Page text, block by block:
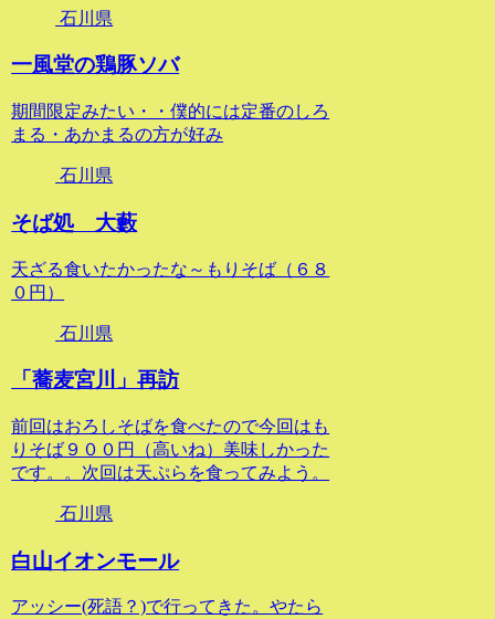
石川県
一風堂の鶏豚ソバ
期間限定みたい・・僕的には定番のしろ
まる・あかまるの方が好み
石川県
そば処 大藪
天ざる食いたかったな～もりそば（６８
０円）
石川県
「蕎麦宮川」再訪
前回はおろしそばを食べたので今回はも
りそば９００円（高いね）美味しかった
です。。次回は天ぷらを食ってみよう。
石川県
白山イオンモール
アッシー(死語？)で行ってきた。やたら